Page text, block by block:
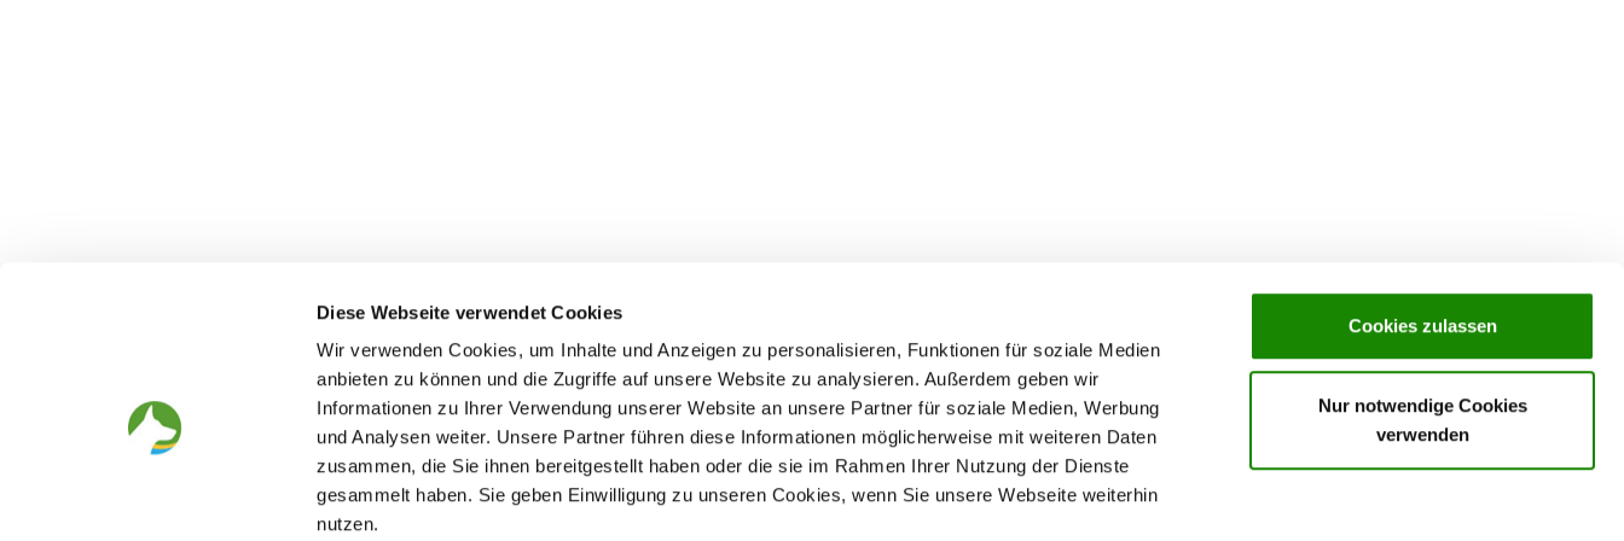
Diese Webseite verwendet Cookies
Wir verwenden Cookies, um Inhalte und Anzeigen zu personalisieren, Funktionen für soziale Medien
anbieten zu können und die Zugriffe auf unsere Website zu analysieren. Außerdem geben wir
Informationen zu Ihrer Verwendung unserer Website an unsere Partner für soziale Medien, Werbung
und Analysen weiter. Unsere Partner führen diese Informationen möglicherweise mit weiteren Daten
zusammen, die Sie ihnen bereitgestellt haben oder die sie im Rahmen Ihrer Nutzung der Dienste
gesammelt haben. Sie geben Einwilligung zu unseren Cookies, wenn Sie unsere Webseite weiterhin
nutzen.
Cookies zulassen
Nur notwendige Cookies
verwenden
Der Deutsche Schäferhund
Zucht und Aufzucht
Helfer und Begleiter
Zuchtanlagenprüfung /
Wesensbeurteilung
Der Verein
SV-Zeitung
Ortsgruppen
Jugend
Veranstaltungen
SV/WUSV
Überregionale Veranstaltungen VDH/FCI
Veranstaltungskalender
Service
Bezahlsystem
Formulare, Info-Broschüren,
Verzeichnisse